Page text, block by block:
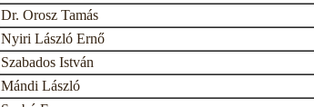
Dr. Orosz Tamás
Nyiri László Ernő
Szabados István
Mándi László